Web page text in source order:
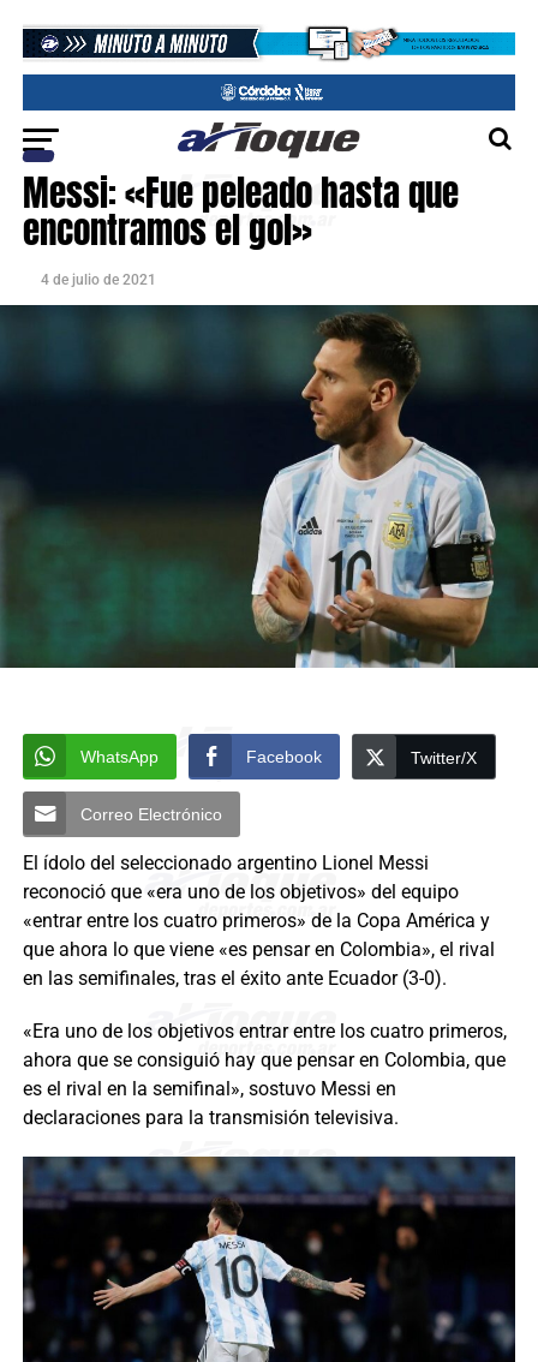
Messi: «Fue peleado hasta que
encontramos el gol»
4 de julio de 2021
WhatsApp Facebook Twitter/X
Correo Electrónico
El ídolo del seleccionado argentino Lionel Messi
reconoció que «era uno de los objetivos» del equipo
«entrar entre los cuatro primeros» de la Copa América y
que ahora lo que viene «es pensar en Colombia», el rival
en las semifinales, tras el éxito ante Ecuador (3-0).
«Era uno de los objetivos entrar entre los cuatro primeros,
ahora que se consiguió hay que pensar en Colombia, que
es el rival en la semifinal», sostuvo Messi en
declaraciones para la transmisión televisiva.